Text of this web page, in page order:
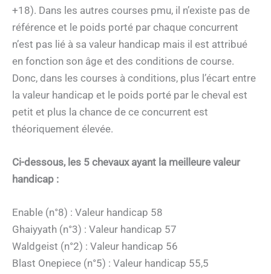
+18). Dans les autres courses pmu, il n’existe pas de
référence et le poids porté par chaque concurrent
n’est pas lié à sa valeur handicap mais il est attribué
en fonction son âge et des conditions de course.
Donc, dans les courses à conditions, plus l’écart entre
la valeur handicap et le poids porté par le cheval est
petit et plus la chance de ce concurrent est
théoriquement élevée.
Ci-dessous, les 5 chevaux ayant la meilleure valeur
handicap :
Enable (n°8) : Valeur handicap 58
Ghaiyyath (n°3) : Valeur handicap 57
Waldgeist (n°2) : Valeur handicap 56
Blast Onepiece (n°5) : Valeur handicap 55,5